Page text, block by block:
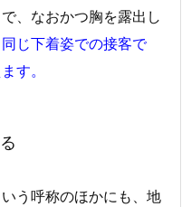
、なおかつ胸を露出し
同じ下着姿での接客で
す。
う呼称のほかにも、地